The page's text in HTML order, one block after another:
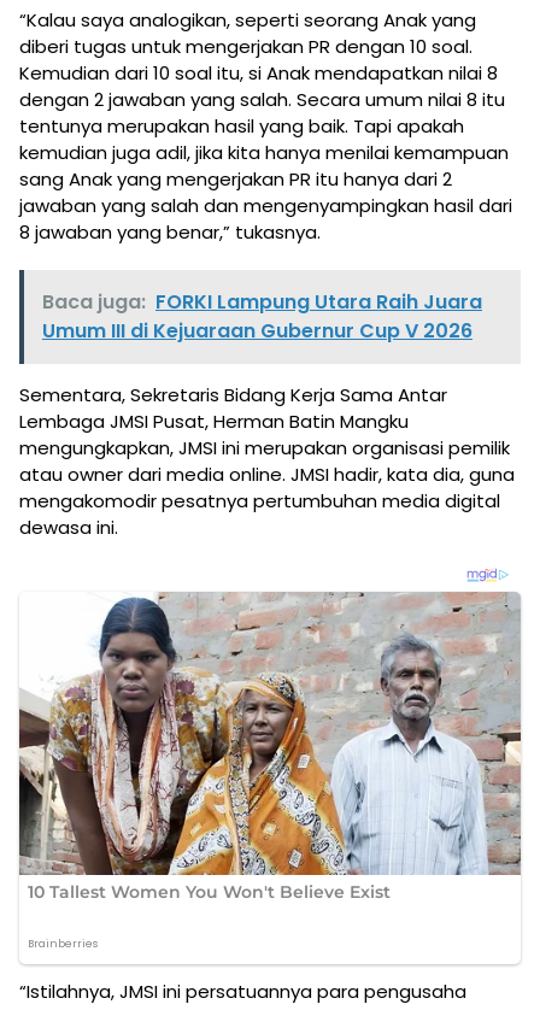
“Kalau saya analogikan, seperti seorang Anak yang
diberi tugas untuk mengerjakan PR dengan 10 soal.
Kemudian dari 10 soal itu, si Anak mendapatkan nilai 8
dengan 2 jawaban yang salah. Secara umum nilai 8 itu
tentunya merupakan hasil yang baik. Tapi apakah
kemudian juga adil, jika kita hanya menilai kemampuan
sang Anak yang mengerjakan PR itu hanya dari 2
jawaban yang salah dan mengenyampingkan hasil dari
8 jawaban yang benar,” tukasnya.
Baca juga: FORKI Lampung Utara Raih Juara
Umum III di Kejuaraan Gubernur Cup V 2026
Sementara, Sekretaris Bidang Kerja Sama Antar
Lembaga JMSI Pusat, Herman Batin Mangku
mengungkapkan, JMSI ini merupakan organisasi pemilik
atau owner dari media online. JMSI hadir, kata dia, guna
mengakomodir pesatnya pertumbuhan media digital
dewasa ini.
“Istilahnya, JMSI ini persatuannya para pengusaha